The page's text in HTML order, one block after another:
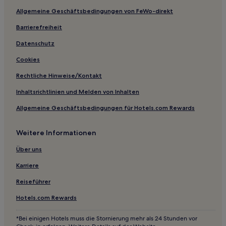
Hotels mit inbegriffenem Frühstück in Williams
Hotels mit Parkplatz in Tusayan
Pinon Hotels
Many Farms Hotels
Hotels nahe Moenkopi Dinosaur Tracks
Hotels nahe Tuba City Trading Post
Hotels nahe South Bass Trail
Hotels nahe Roaring Springs Canyon
Hotels nahe Grandview Point
Hotels nahe South Coyote Buttes
Jacob Lake Hotels
Hotels nahe Kaibab Plateau Visitor Center
Hotels nahe Tusayan Ruin & Museum
Allgemeine Geschäftsbedingungen von FeWo-direkt
Barrierefreiheit
Datenschutz
Cookies
Rechtliche Hinweise/Kontakt
Inhaltsrichtlinien und Melden von Inhalten
Allgemeine Geschäftsbedingungen für Hotels.com Rewards
Weitere Informationen
Über uns
Karriere
Reiseführer
Hotels.com Rewards
*Bei einigen Hotels muss die Stornierung mehr als 24 Stunden vor